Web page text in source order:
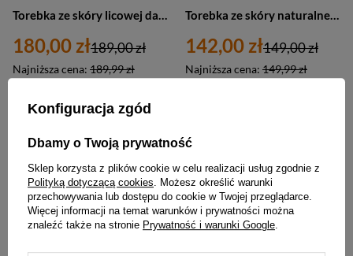
180,00 zł
Najniższa cena: 189,99 zł
189,00 zł 142,00 zł
Najniższa cena: 149,99 zł
149,00 zł
PROMOCJA BESTSELLER
Konfiguracja zgód
Dbamy o Twoją prywatność
Sklep korzysta z plików cookie w celu realizacji usług zgodnie z
Polityką dotyczącą cookies . Możesz określić warunki
przechowywania lub dostępu do cookie w Twojej przeglądarce.
Więcej informacji na temat warunków i prywatności można
znaleźć także na stronie Prywatność i warunki Google